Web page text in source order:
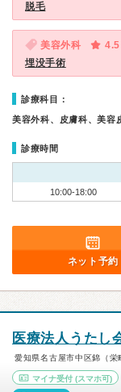
脱毛
美容外科
4.5
埋没手術
診療科目：
美容外科、皮膚科、美容
診療時間
10:00-18:00
ネット予約
医療法人うたし
愛知県名古屋市中区錦（栄
マイナ受付 (スマホ可)